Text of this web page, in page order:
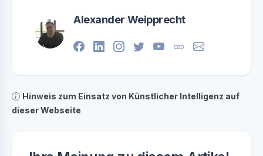
Alexander Weipprecht
Hinweis zum Einsatz von Künstlicher Intelligenz auf
dieser Webseite